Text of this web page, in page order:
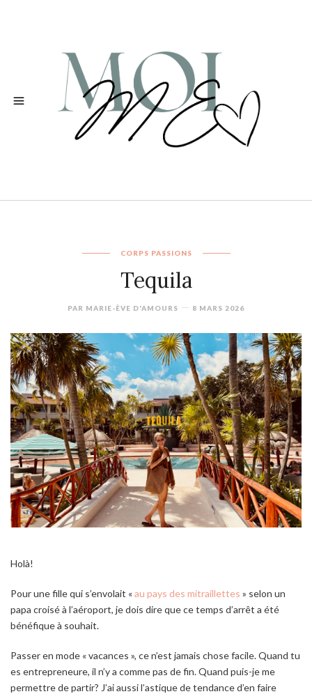
CORPS PASSIONS
Tequila
PAR MARIE-ÈVE D'AMOURS 8 MARS 2026
Holà!
Pour une fille qui s’envolait «au pays des mitraillettes » selon un
papa croisé à l’aéroport, je dois dire que ce temps d’arrêt a été
bénéfique à souhait.
Passer en mode « vacances », ce n’est jamais chose facile. Quand tu
es entrepreneure, il n’y a comme pas de fin. Quand puis-je me
permettre de partir? J’ai aussi l’astique de tendance d’en faire